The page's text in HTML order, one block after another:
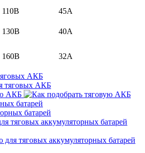
110В
45А
130В 40А
160В 32А
АКБ
АКБ
батарей
тяговых аккумуляторных батарей